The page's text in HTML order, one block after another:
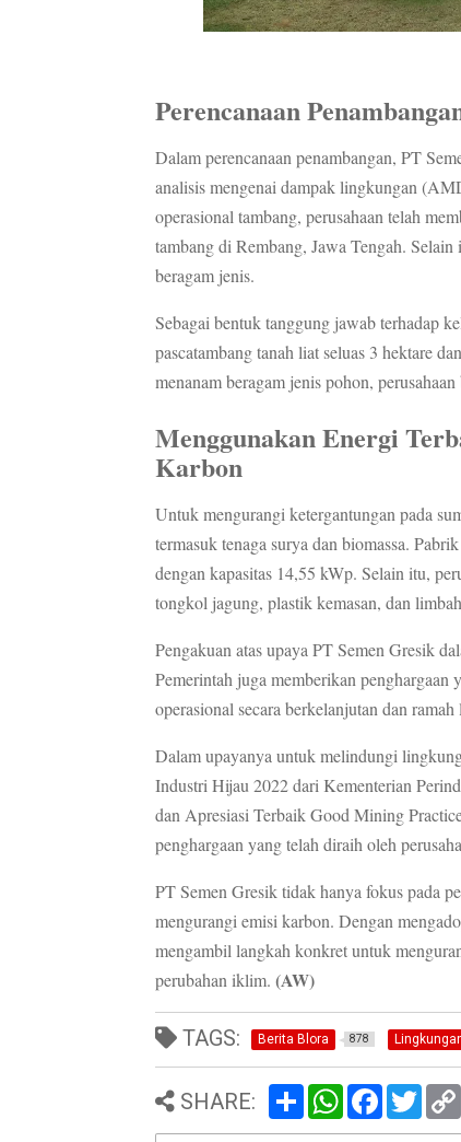
Perencanaan
Dalam perencanaan penambangan, PT
analisis mengenai dampak lingkungan
operasional tambang, perusahaan telah
tambang di Rembang, Jawa Tengah.
beragam jenis.
Sebagai bentuk tanggung jawab terhadap
pascatambang tanah liat seluas 3 hektare
menanam beragam jenis pohon,
Menggunakan Energi
Karbon
Untuk mengurangi ketergantungan pada
termasuk tenaga surya dan biomassa.
dengan kapasitas 14,55 kWp. Selain itu,
tongkol jagung, plastik kemasan, dan
Pengakuan atas upaya PT Semen Gresik
Pemerintah juga memberikan penghargaan
operasional secara berkelanjutan dan
Dalam upayanya untuk melindungi
Industri Hijau 2022 dari Kementerian
dan Apresiasi Terbaik Good Mining
penghargaan yang telah diraih oleh
PT Semen Gresik tidak hanya fokus pada
mengurangi emisi karbon. Dengan
mengambil langkah konkret untuk
perubahan iklim. (AW)
TAGS: Berita Blora 878
SHARE:
W